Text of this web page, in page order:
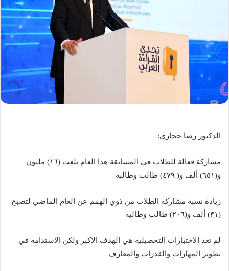
الدكتور رضا حجازي:
مشاركة فعالة للطلاب في المسابقة هذا العام بلغت (١٦) مليون
و(٦٥١) ألف و( ٤٧٩) طالب وطالبة
زيادة نسبة مشاركة الطلاب من ذوي الهمم عن العام الماضي لتصبح
(۳۱) ألف و(٢٠٦) طالب وطالبة
لم تعد الاختبارات التحصيلية هي الهدف الأكبر ولكن الاستدامة في
تطوير المهارات والقدرات والمعارف